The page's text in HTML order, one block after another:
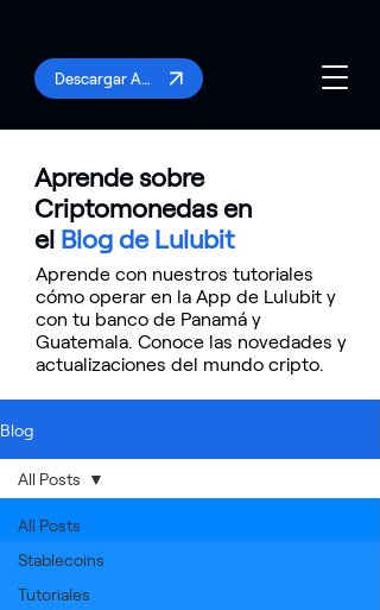
Descargar App
Aprende sobre
Criptomonedas en
el Blog de Lulubit
Aprende con nuestros tutoriales
cómo operar en la App de Lulubit y
con tu banco de Panamá y
Guatemala. Conoce las novedades y
actualizaciones del mundo cripto.
Blog
All Posts
Stablecoins
Tutoriales
All Posts